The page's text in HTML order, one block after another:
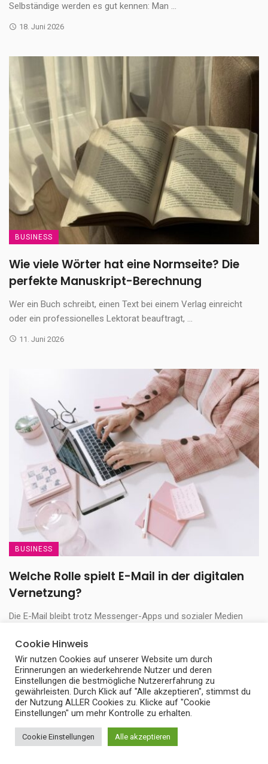
Selbständige werden es gut kennen: Man ...
18. Juni 2026
BUSINESS
Wie viele Wörter hat eine Normseite? Die
perfekte Manuskript-Berechnung
Wer ein Buch schreibt, einen Text bei einem Verlag einreicht
oder ein professionelles Lektorat beauftragt, ...
11. Juni 2026
BUSINESS
Welche Rolle spielt E-Mail in der digitalen
Vernetzung?
Die E-Mail bleibt trotz Messenger-Apps und sozialer Medien
Cookie Hinweis
Wir nutzen Cookies auf unserer Website um durch
Erinnerungen an wiederkehrende Nutzer und deren
Einstellungen die bestmögliche Nutzererfahrung zu
gewährleisten. Durch Klick auf "Alle akzeptieren", stimmst du
der Nutzung ALLER Cookies zu. Klicke auf "Cookie
Einstellungen" um mehr Kontrolle zu erhalten.
Cookie Einstellungen Alle akzeptieren